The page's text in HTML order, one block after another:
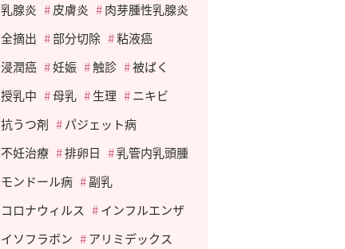
乳腺炎
皮膚炎
肉芽腫性乳腺炎
全摘出
部分切除
粘液癌
浸潤癌
妊娠 触診
被ばく
授乳中
母乳 生理
ニキビ
抗うつ剤
パジェット病
不妊治療
排卵日
乳管内乳頭腫
モンドール病
副乳
コロナウィルス
インフルエンザ
イソフラボン
アリミデックス